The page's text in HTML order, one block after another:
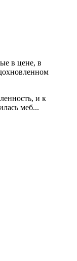
в цене, в
и к
меб...